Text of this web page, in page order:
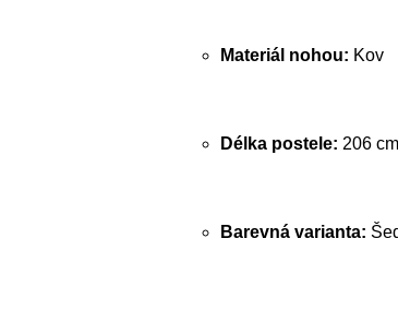
Materiál nohou: Kov
Délka postele: 206 cm
Barevná varianta: